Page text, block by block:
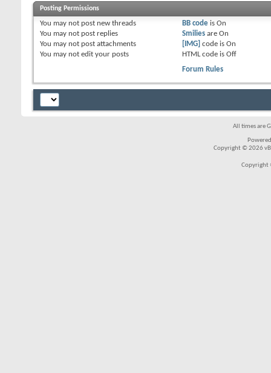
Posting Permissions
You may not post new threads
You may not post replies
You may not post attachments
You may not edit your posts
BB codeis On
Smiliesare On
[IMG] code is On
HTML code is Off
Forum Rules
All times are
Copyright © 2026
Copyright